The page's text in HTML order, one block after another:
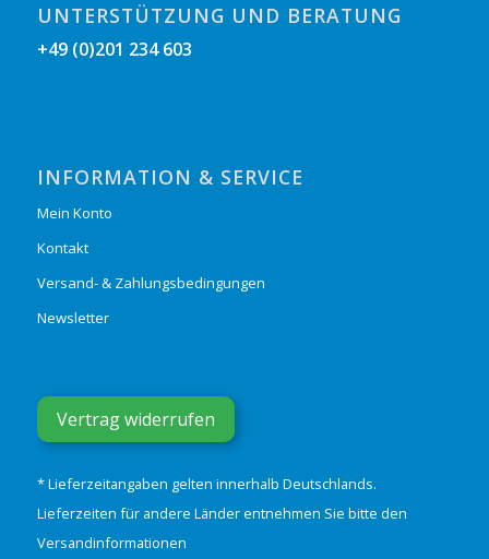
UNTERSTÜTZUNG UND BERATUNG
+49 (0)201 234 603
INFORMATION & SERVICE
Mein Konto
Kontakt
Versand- & Zahlungsbedingungen
Newsletter
Vertrag widerrufen
* Lieferzeitangaben gelten innerhalb Deutschlands.
Lieferzeiten für andere Länder entnehmen Sie bitte den
Versandinformationen